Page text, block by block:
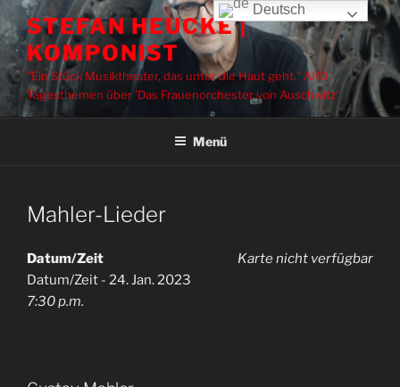
Zum
Inhalt
springen
STEFAN HEUCKE |
KOMPONIST
"Ein Stück Musiktheater, das unter die Haut geht." ARD
Tagesthemen über 'Das Frauenorchester von Auschwitz'
Menü
Mahler-Lieder
Karte nicht verfügbar
Datum/Zeit
Datum/Zeit - 24. Jan. 2023
7:30 p.m.
Deutsch